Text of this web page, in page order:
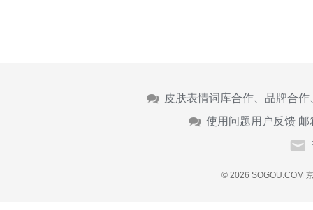
皮肤表情词库合作、品牌合
使用问题用户反馈 邮
© 2026 SOGOU.COM